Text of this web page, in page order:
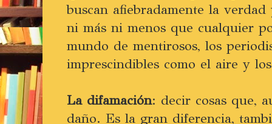
buscan afiebradamente la
ni más ni menos que cualquier
mundo de mentirosos, los
imprescindibles como el aire y
La difamación: decir cosas que,
daño. Es la gran diferencia,